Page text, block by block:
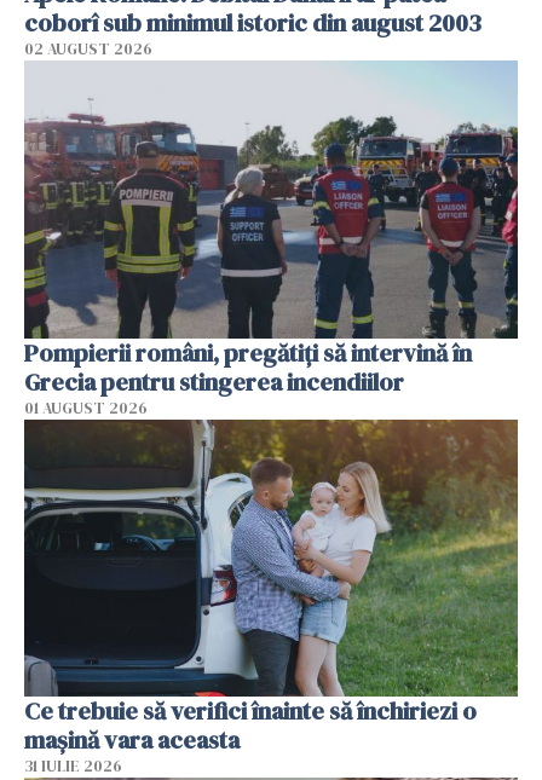
coborî sub minimul istoric din august 2003
02 AUGUST 2026
Pompierii români, pregătiţi să intervină în
Grecia pentru stingerea incendiilor
01 AUGUST 2026
Ce trebuie să verifici înainte să închiriezi o
mașină vara aceasta
31 IULIE 2026